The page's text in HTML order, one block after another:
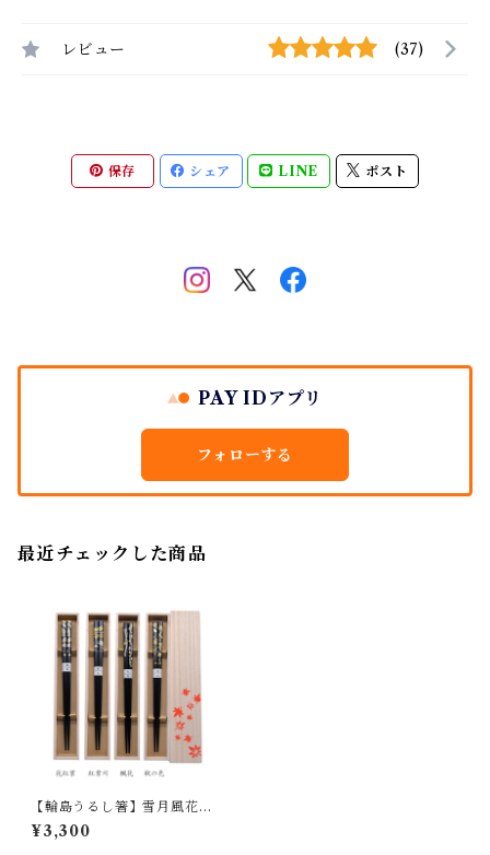
レビュー (37)
保存 シェア LINE ポスト
PAY IDアプリ
フォローする
最近チェックした商品
【輪島うるし箸】雪月風花
「楓」/ 黒 ｜ 橋本幸作漆器店
¥3,300